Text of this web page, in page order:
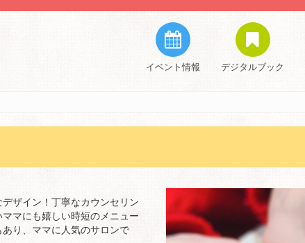
イベント情報 デジタルブック
ザイン！丁寧なカウンセリン
マにも嬉しい時短のメニュー
り、ママに人気のサロンで